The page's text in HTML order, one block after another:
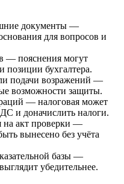
документы —
для вопросов и
— пояснения могут
позиции бухгалтера.
подачи возражений —
возможности защиты.
— налоговая может
и доначислить налоги.
на акт проверки —
вынесено без учёта
базы —
убедительнее.